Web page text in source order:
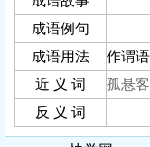
成语例句
成语用法
作谓
近 义 词
孤悬
反 义 词